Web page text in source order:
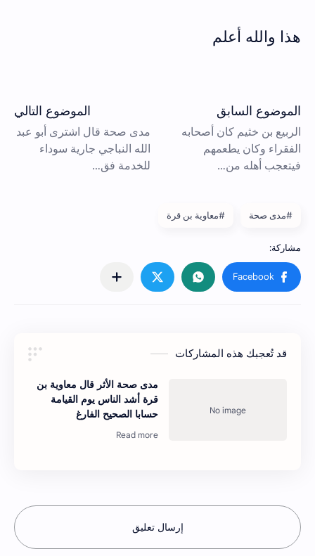
هذا والله أعلم
#مدى صحة #معاوية بن قرة
قد تُعجبك هذه المشاركات
مدى صحة الأثر قال معاوية بن
قرة أشد الناس يوم القيامة
حسابا الصحيح الفارغ
إرسال تعليق